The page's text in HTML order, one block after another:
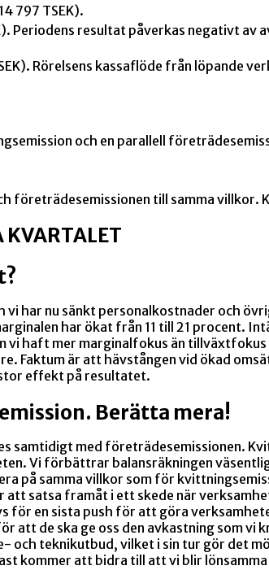
797 TSEK).
Periodens resultat påverkas negativt av
. Rörelsens kassaflöde från löpande
och en parallell
till samma villkor.
KVARTALET
har nu sänkt personalkostnader och
har ökat från 11 till 21 procent.
vi haft mer marginalfokus än
är att hävstången vid ökad
effekt på resultatet.
Berätta mera!
samtidigt med företrädesemissionen.
Vi förbättrar balansräkningen
på samma villkor som för
satsa framåt i ett skede när
en sista push för att göra
att de ska ge oss den avkastning som
teknikutbud, vilket i sin tur gör det
kommer att bidra till att vi blir